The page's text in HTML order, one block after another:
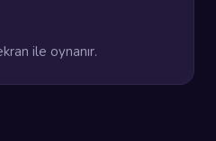
ile oynanır.